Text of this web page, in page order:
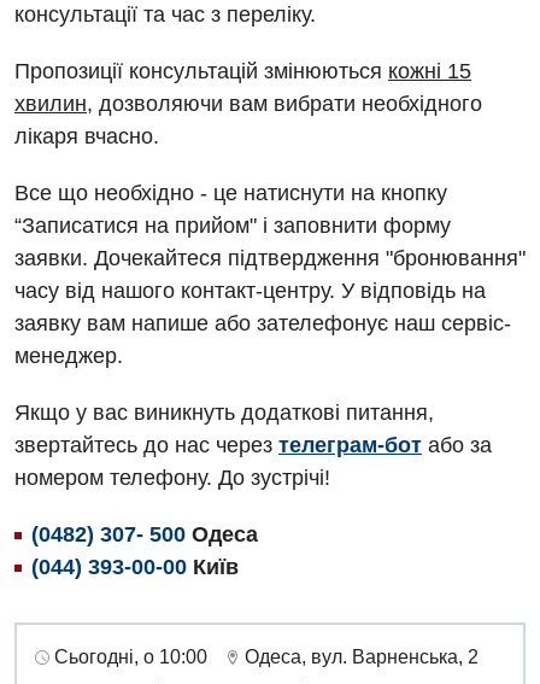
консультації та час з переліку.
Пропозиції консультацій змінюються кожні 15
хвилин, дозволяючи вам вибрати необхідного
лікаря вчасно.
Все що необхідно - це натиснути на кнопку
“Записатися на прийом" і заповнити форму
заявки. Дочекайтеся підтвердження "бронювання"
часу від нашого контакт-центру. У відповідь на
заявку вам напише або зателефонує наш сервіс-
менеджер.
Якщо у вас виникнуть додаткові питання,
звертайтесь до нас через телеграм-бот або за
номером телефону. До зустрічі!
(0482) 307- 500 Одеса
(044) 393-00-00 Київ
Сьогодні, о 10:00 Одеса, вул. Варненська, 2